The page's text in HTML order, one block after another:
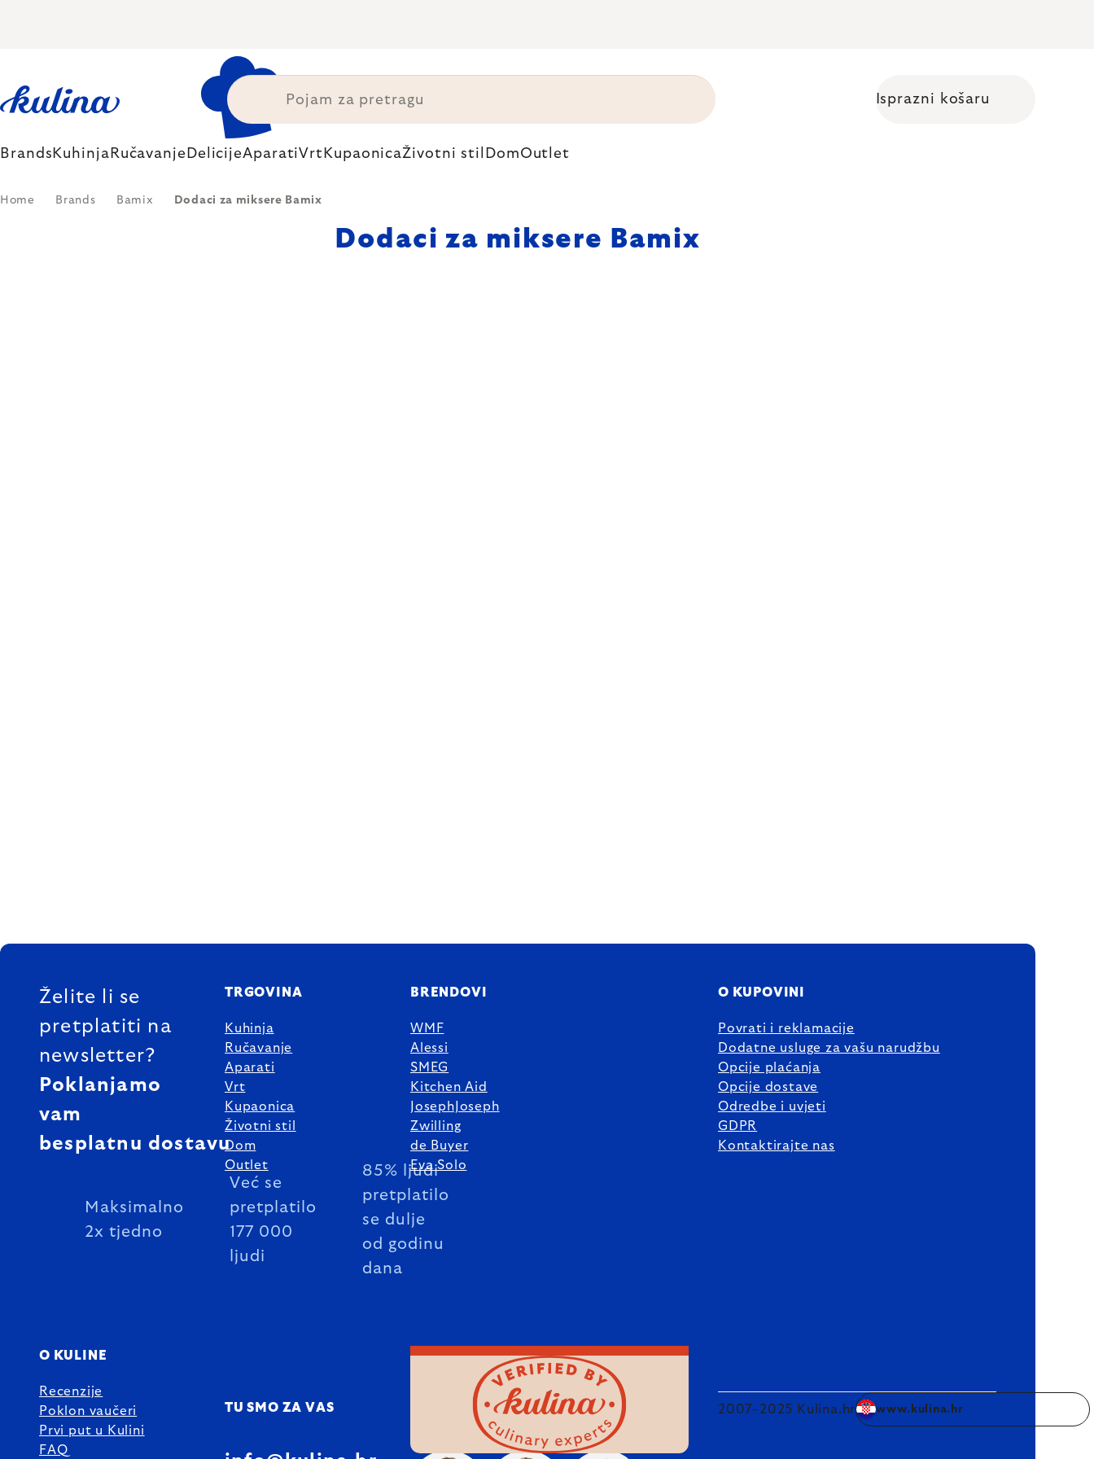
Isprazni košaru
Brands Kuhinja Ručavanje DelicijeAparatiVrt KupaonicaŽivotni stil DomOutlet
Home Brands Bamix Dodaci za miksere Bamix
Dodaci za miksere Bamix
FOOTER
Želite li se
pretplatiti na
newsletter?
Poklanjamo
vam
besplatnu dostavu
Maksimalno
2x tjedno
Već se
pretplatilo
177 000
ljudi
85% ljudi
pretplatilo
se dulje
od godinu
dana
TRGOVINA
Kuhinja
Ručavanje
Aparati
Vrt
Kupaonica
Životni stil
Dom
Outlet
BRENDOVI
WMF
Alessi
SMEG
Kitchen Aid
JosephJoseph
Zwilling
de Buyer
Eva Solo
O KUPOVINI
Povrati i reklamacije
Dodatne usluge za vašu narudžbu
Opcije plaćanja
Opcije dostave
Odredbe i uvjeti
GDPR
Kontaktirajte nas
O KULINE
Recenzije
Poklon vaučeri
Prvi put u Kulini
FAQ
TU SMO ZA VAS 2007–2025 Kulina.hr www.kulina.hr